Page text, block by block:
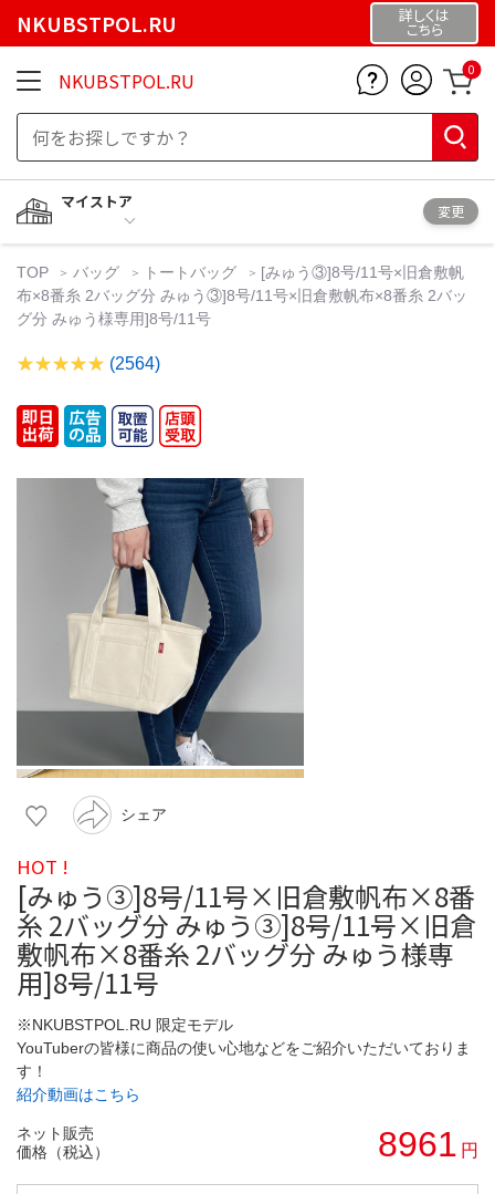
NKUBSTPOL.RU 詳しくは
こちら
NKUBSTPOL.RU 0
マイストア
変更
TOP バッグ トートバッグ
[みゅう③]8号/11号×旧倉敷帆
布×8番糸 2バッグ分 みゅう③]8号/11号×旧倉敷帆布×8番糸 2バッ
グ分 みゅう様専用]8号/11号
(2564)
シェア
HOT !
[みゅう③]8号/11号×旧倉敷帆布×8番
糸 2バッグ分 みゅう③]8号/11号×旧倉
敷帆布×8番糸 2バッグ分 みゅう様専
用]8号/11号
※NKUBSTPOL.RU 限定モデル
YouTuberの皆様に商品の使い心地などをご紹介いただいておりま
す！
紹介動画はこちら
ネット販売
価格（税込）
8961 円